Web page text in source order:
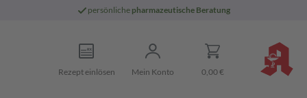
persönliche pharmazeutische Beratung
Rezept einlösen Mein Konto 0,00 €